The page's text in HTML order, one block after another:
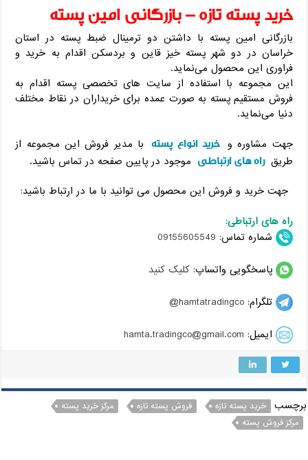
خرید پسته تازه – بازرگانی امین پسته
بازرگانی امین پسته با داشتن دو ترمینال ضبط پسته در استان
خراسان در دو شهر پسته خیز قاین و بردسکن اقدام به خرید و
فراوری این محصول می‌نماید.
این مجموعه با استفاده از سایت های تخصصی پسته اقدام به
فروش مستقیم پسته به صورت عمده برای خریداران در نقاط مختلف
دنیا می‌نماید.
جهت مشاوره و خرید انواع پسته با مدیر فروش این مجموعه از
طریق راه های ارتباطی موجود در پایین صفحه در تماس باشید.
جهت خرید و فروش این محصول می توانید با ما در ارتباط باشید:
راه های ارتباطی:
شماره تماس: 09155605549
پاسخگویی واتساپ:کلیک کنید
تلگرام:hamtatradingco@
ایمیل: hamta.tradingco@gmail.com
برچسب خرید پسته تازه فروش پسته تازه
مرکز خرید پسته
مرکز فروش پسته